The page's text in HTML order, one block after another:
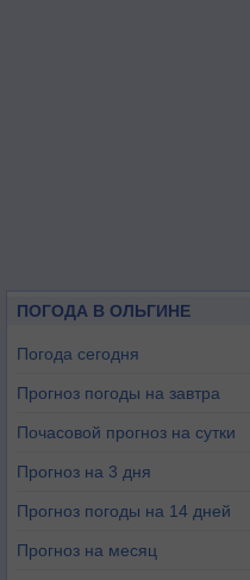
ПОГОДА В ОЛЬГИНЕ
Погода сегодня
Прогноз погоды на завтра
Почасовой прогноз на сутки
Прогноз на 3 дня
Прогноз погоды на 14 дней
Прогноз на месяц